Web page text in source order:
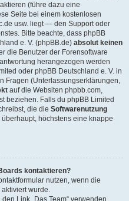
(führe dazu eine
Seite bei einem kostenlosen
usw. liegt — den Support oder
Bitte beachte, dass phpBB
e. V. (phpBB.de) absolut keinen
die Benutzer der Forensoftware
herangezogen werden
oder phpBB Deutschland e. V. in
Fragen (Unterlassungserklärungen,
auf die Websiten phpbb.com,
beziehen. Falls du phpBB Limited
die die Softwarenutzung
höchstens eine knappe
kontaktieren?
nutzen, wenn die
wurde.
Link „Das Team“ verwenden.